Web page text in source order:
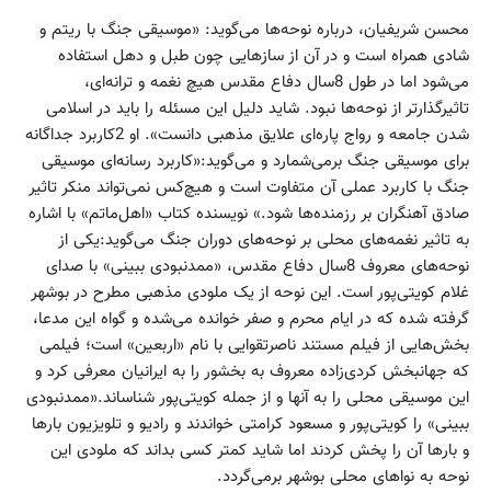
محسن شریفیان، درباره نوحه‌ها می‌گوید: «موسیقی جنگ با ریتم و
شادی همراه است و در آن از سازهایی چون طبل و دهل استفاده
می‌شود اما در طول 8‌سال دفاع مقدس هیچ نغمه و ترانه‌ای،
تاثیرگذارتر از نوحه‌ها نبود. شاید دلیل این مسئله را باید در اسلامی
شدن جامعه و رواج پاره‌ای علایق مذهبی دانست». او 2کاربرد جداگانه
برای موسیقی جنگ برمی‌شمارد و می‌گوید:«کاربرد رسانه‌ای موسیقی
جنگ با کاربرد عملی آن متفاوت است و هیچ‌کس نمی‌تواند منکر تاثیر
صادق آهنگران بر رزمنده‌ها شود.» نویسنده کتاب «اهل‌ماتم» با اشاره
به تاثیر نغمه‌های محلی بر نوحه‌های دوران جنگ می‌گوید:یکی از
نوحه‌های معروف 8سال دفاع مقدس، «ممدنبودی ببینی» با صدای
غلام کویتی‌پور است. این نوحه از یک ملودی مذهبی مطرح در بوشهر
گرفته شده که در ایام محرم و صفر خوانده می‌شده و گواه این مدعا،
بخش‌هایی از فیلم مستند ناصرتقوایی با نام «اربعین» است؛ فیلمی
که جهانبخش کردی‌زاده معروف به بخشور را به ایرانیان معرفی کرد و
این موسیقی محلی را به آنها و از جمله کویتی‌پور شناساند.«ممدنبودی
ببینی» را کویتی‌پور و مسعود کرامتی خواندند و رادیو و تلویزیون بارها
و بارها آن را پخش کردند اما شاید کمتر کسی بداند که ملودی این
نوحه به نواهای محلی بوشهر برمی‌گردد.